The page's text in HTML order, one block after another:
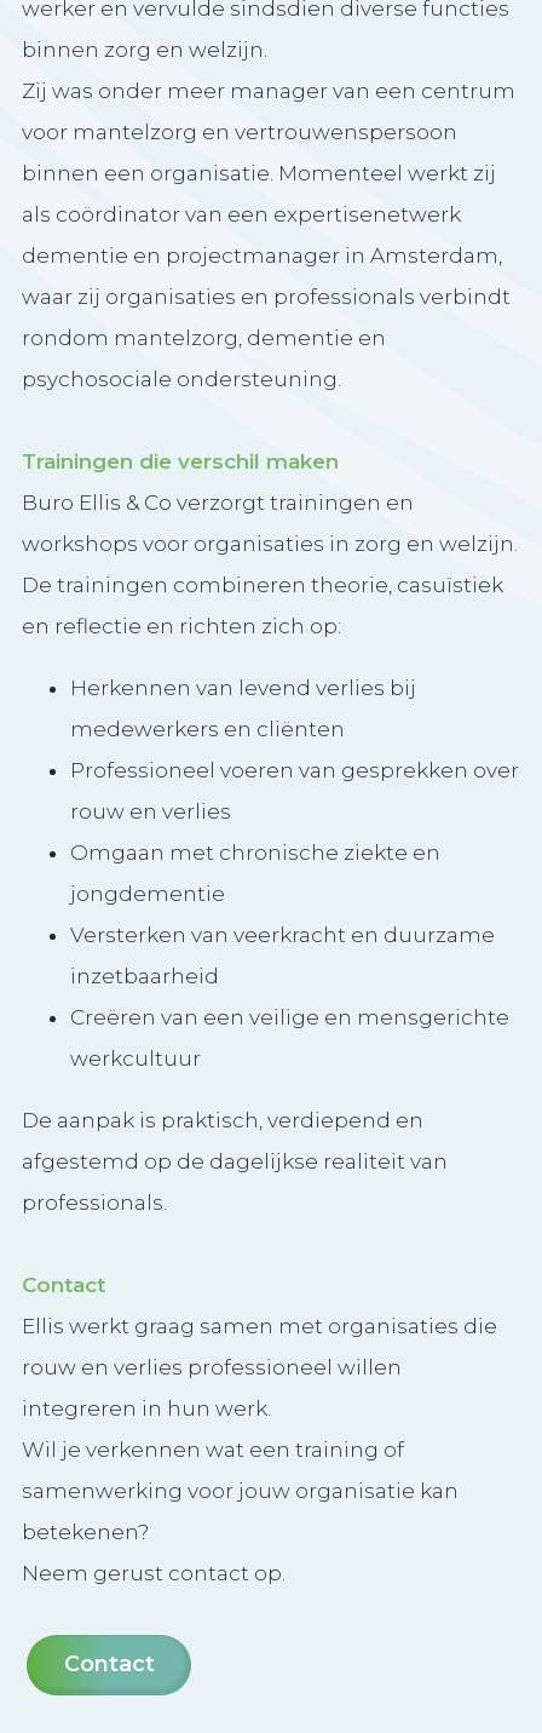
werker en vervulde sindsdien diverse functies
binnen zorg en welzijn.
Zij was onder meer manager van een centrum
voor mantelzorg en vertrouwenspersoon
binnen een organisatie. Momenteel werkt zij
als coördinator van een expertisenetwerk
dementie en projectmanager in Amsterdam,
waar zij organisaties en professionals verbindt
rondom mantelzorg, dementie en
psychosociale ondersteuning.
Trainingen die verschil maken
Buro Ellis & Co verzorgt trainingen en
workshops voor organisaties in zorg en welzijn.
De trainingen combineren theorie, casuïstiek
en reflectie en richten zich op:
Herkennen van levend verlies bij
medewerkers en cliënten
Professioneel voeren van gesprekken over
rouw en verlies
Omgaan met chronische ziekte en
jongdementie
Versterken van veerkracht en duurzame
inzetbaarheid
Creëren van een veilige en mensgerichte
werkcultuur
De aanpak is praktisch, verdiepend en
afgestemd op de dagelijkse realiteit van
professionals.
Contact
Ellis werkt graag samen met organisaties die
rouw en verlies professioneel willen
integreren in hun werk.
Wil je verkennen wat een training of
samenwerking voor jouw organisatie kan
betekenen?
Neem gerust contact op.
Contact